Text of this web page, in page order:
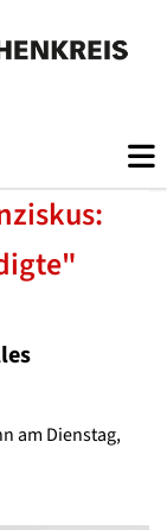
am Dienstag,